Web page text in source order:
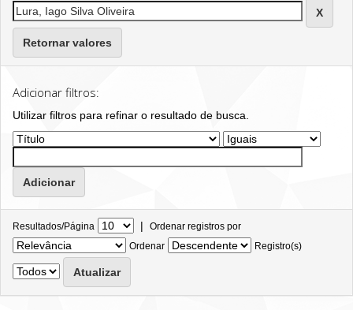
Retornar valores
Adicionar filtros:
Utilizar filtros para refinar o resultado de busca.
Resultados/Página | Ordenar registros por
Ordenar
Registro(s)